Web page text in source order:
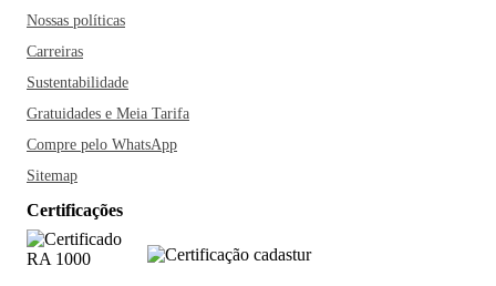
Nossas políticas
Carreiras
Sustentabilidade
Gratuidades e Meia Tarifa
Compre pelo WhatsApp
Sitemap
Certificações